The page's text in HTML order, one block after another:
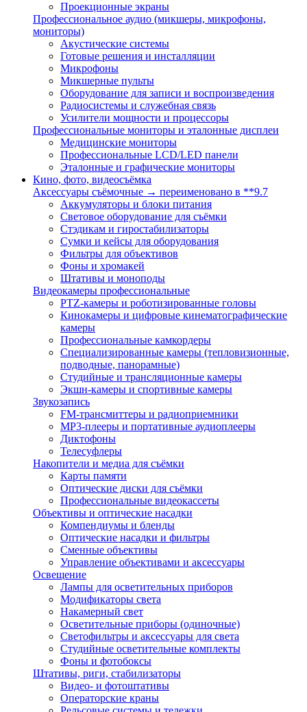
Проекционные экраны
Профессиональное аудио (микшеры, микрофоны,
мониторы)
Акустические системы
Готовые решения и инсталляции
Микрофоны
Микшерные пульты
Оборудование для записи и воспроизведения
Радиосистемы и служебная связь
Усилители мощности и процессоры
Профессиональные мониторы и эталонные дисплеи
Медицинские мониторы
Профессиональные LCD/LED панели
Эталонные и графические мониторы
Кино, фото, видеосъёмка
Аксессуары съёмочные → переименовано в **9.7
Аккумуляторы и блоки питания
Световое оборудование для съёмки
Стэдикам и гиростабилизаторы
Сумки и кейсы для оборудования
Фильтры для объективов
Фоны и хромакей
Штативы и моноподы
Видеокамеры профессиональные
PTZ-камеры и роботизированные головы
Кинокамеры и цифровые кинематографические
камеры
Профессиональные камкордеры
Специализированные камеры (тепловизионные,
подводные, панорамные)
Студийные и трансляционные камеры
Экшн-камеры и спортивные камеры
Звукозапись
FM-трансмиттеры и радиоприемники
MP3-плееры и портативные аудиоплееры
Диктофоны
Телесуфлеры
Накопители и медиа для съёмки
Карты памяти
Оптические диски для съёмки
Профессиональные видеокассеты
Объективы и оптические насадки
Компендиумы и бленды
Оптические насадки и фильтры
Сменные объективы
Управление объективами и аксессуары
Освещение
Лампы для осветительных приборов
Модификаторы света
Накамерный свет
Осветительные приборы (одиночные)
Светофильтры и аксессуары для света
Студийные осветительные комплекты
Фоны и фотобоксы
Штативы, риги, стабилизаторы
Видео- и фотоштативы
Операторские краны